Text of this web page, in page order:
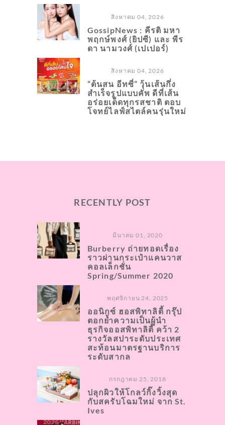
สิงหาคม 04, 2026
GossipNews : คีรติ มหา
พฤกษ์พงศ์ (ยิปซี) และ พีร
ดา นามวงศ์ (เปเปอร์)
สิงหาคม 04, 2026
“ต้นสน อีทซี่” วุ้นเส้นกึ่ง
สำเร็จรูปแบบคัพ ดีที่เส้น
อร่อยเด็ดทุกรสชาติ ตอบ
โจทย์ไลฟ์สไตล์คนรุ่นใหม่
RECENTLY POST
มีนาคม 01, 2020
Burberry ถ่ายทอดเรื่อง
ราวผ่านกระเป๋าแคนวาส
คอลเล็กชั่น
Spring/Summer 2020
พฤศจิกายน 24, 2025
ออนิกซ์ ฮอสพิทาลิตี้ กรุ๊ป
ตอกย้ำความเป็นผู้นำ
ธุรกิจออสพิทาลิตี้ คว้า 2
รางวัลสปาระดับประเทศ
สะท้อนมาตรฐานบริการ
ระดับสากล
กรกฎาคม 25, 2018
ปลุกผิวให้โกลว์กิ๊งวิ้งสุด
กับสครับโฉมใหม่ จาก St.
Ives